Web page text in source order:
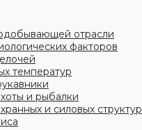
отрасли
факторов
температур
и рыбалки
и силовых структур